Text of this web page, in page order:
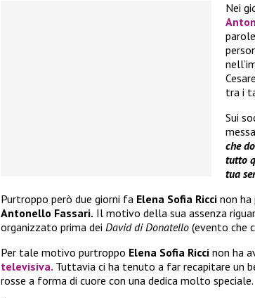
Nei
tra i
Sui
che
tutto
tua
Purtroppo però due giorni fa Elena Sofia Ricci non
Antonello Fassari. Il motivo della sua assenza
organizzato prima dei David di Donatello (evento che
Per tale motivo purtroppo Elena Sofia Ricci non ha
televisiva. Tuttavia ci ha tenuto a far recapitare un
rosse a forma di cuore con una dedica molto speciale.